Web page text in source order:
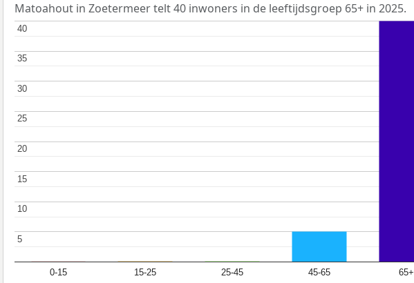
Matoahout in Zoetermeer telt 40 inwoners in de leeftijdsgroep 65+ in 2025.
0-15 15-25 25-45 45-65 65+
5
5
10
10
15
15
20
20
25
25
30
30
35
35
40
40